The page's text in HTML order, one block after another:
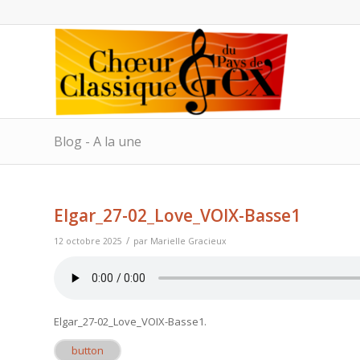
Blog - A la une
Elgar_27-02_Love_VOIX-Basse1
12 octobre 2025 / par Marielle Gracieux
Elgar_27-02_Love_VOIX-Basse1.
button